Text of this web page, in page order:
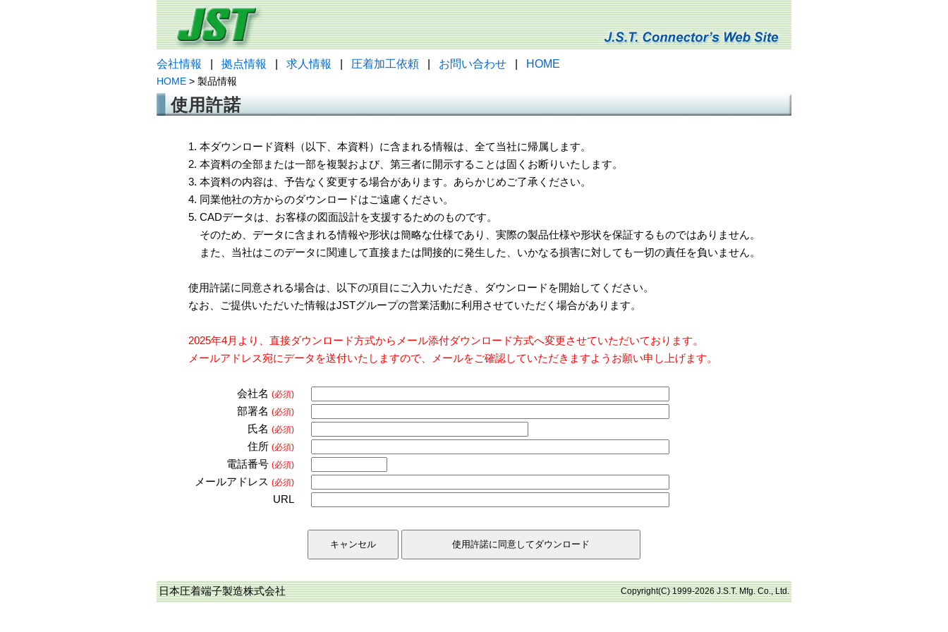
会社情報 拠点情報 求人情報 圧着加工依頼 お問い合わせ HOME
HOME > 製品情報
使用許諾
1. 本ダウンロード資料（以下、本資料）に含まれる情報は、全て当社に帰属します。
2. 本資料の全部または一部を複製および、第三者に開示することは固くお断りいたします。
3. 本資料の内容は、予告なく変更する場合があります。あらかじめご了承ください。
4. 同業他社の方からのダウンロードはご遠慮ください。
5. CADデータは、お客様の図面設計を支援するためのものです。
そのため、データに含まれる情報や形状は簡略な仕様であり、実際の製品仕様や形状を保証するものではありません。
また、当社はこのデータに関連して直接または間接的に発生した、いかなる損害に対しても一切の責任を負いません。
使用許諾に同意される場合は、以下の項目にご入力いただき、ダウンロードを開始してください。
なお、ご提供いただいた情報はJSTグループの営業活動に利用させていただく場合があります。
2025年4月より、直接ダウンロード方式からメール添付ダウンロード方式へ変更させていただいております。
メールアドレス宛にデータを送付いたしますので、メールをご確認していただきますようお願い申し上げます。
会社名 (必須)
部署名 (必須)
氏名 (必須)
住所 (必須)
電話番号 (必須)
メールアドレス (必須)
URL
日本圧着端子製造株式会社 Copyright(C) 1999-2026 J.S.T. Mfg. Co., Ltd.